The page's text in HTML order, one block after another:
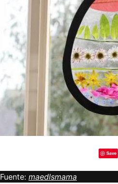
Save
Fuente: maedlsmama